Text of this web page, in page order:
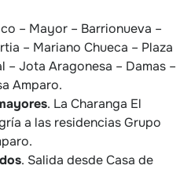
– Mayor – Barrionueva –
– Mariano Chueca – Plaza
– Jota Aragonesa – Damas –
Amparo.
. La Charanga El
a las residencias Grupo
. Salida desde Casa de